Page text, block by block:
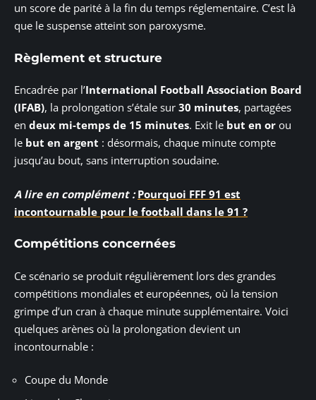
un score de parité à la fin du temps réglementaire. C’est là
que le suspense atteint son paroxysme.
Règlement et structure
Encadrée par l’International Football Association Board
(IFAB), la prolongation s’étale sur 30 minutes, partagées
en deux mi-temps de 15 minutes. Exit le but en or ou
le but en argent : désormais, chaque minute compte
jusqu’au bout, sans interruption soudaine.
A lire en complément : Pourquoi FFF 91 est
incontournable pour le football dans le 91 ?
Compétitions concernées
Ce scénario se produit régulièrement lors des grandes
compétitions mondiales et européennes, où la tension
grimpe d’un cran à chaque minute supplémentaire. Voici
quelques arènes où la prolongation devient un
incontournable :
Coupe du Monde